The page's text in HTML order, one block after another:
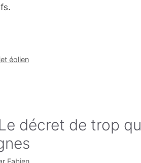
éolien
décret de trop